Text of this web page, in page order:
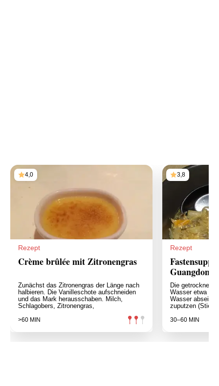
4,0
Rezept
Crème brûlée mit Zitronengras
Zunächst das Zitronengras der Länge nach
halbieren. Die Vanilleschote aufschneiden
und das Mark herausschaben. Milch,
Schlagobers, Zitronengras,
>60 MIN
3,8
Rezept
Die
Wasser etwa
Wasser
zuputzen (Stiele
30–60 MIN